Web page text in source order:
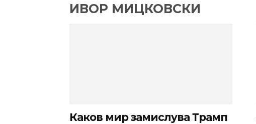
ИВОР МИЦКОВСКИ
Каков мир замислува Трамп